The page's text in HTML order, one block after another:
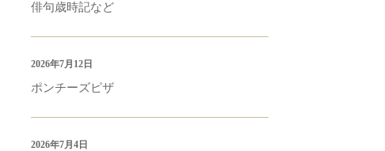
俳句歳時記など
ポンチーズピザ
2026年7月12日
2026年7月4日